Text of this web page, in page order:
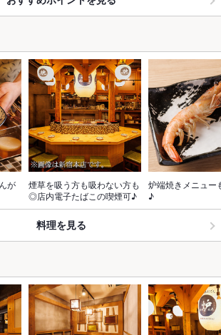
が
煙草を吸う方も吸わない方も
◎店内電子たばこの喫煙可♪
炉端焼きメニュー
♪
料理を見る